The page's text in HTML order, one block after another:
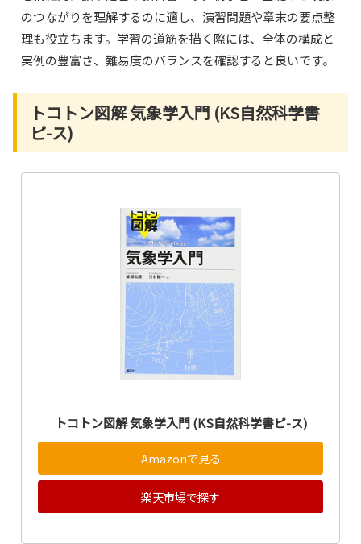
のつながりを理解するのに適し、演習問題や章末の要点整
理も役立ちます。学習の道筋を描く際には、全体の構成と
実例の豊富さ、難易度のバランスを確認すると良いです。
トコトン図解 気象学入門 (KS自然科学書
ピ-ス)
トコトン図解 気象学入門 (KS自然科学書ピ-ス)
Amazonで見る
楽天市場で探す